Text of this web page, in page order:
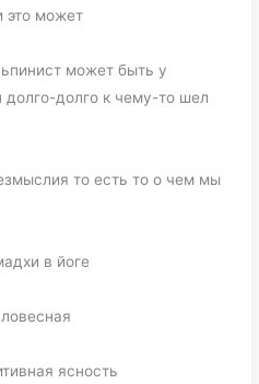
это может
может быть у
долго-долго к чему-то шел
то есть то о чем мы
в йоге
ясность